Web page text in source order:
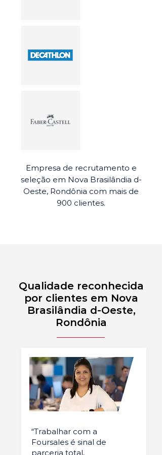
Empresa de recrutamento e
seleção em Nova Brasilândia d-
Oeste, Rondônia com mais de
900 clientes.
Qualidade reconhecida
por clientes em Nova
Brasilândia d-Oeste,
Rondônia
“Trabalhar com a
Foursales é sinal de
parceria total,